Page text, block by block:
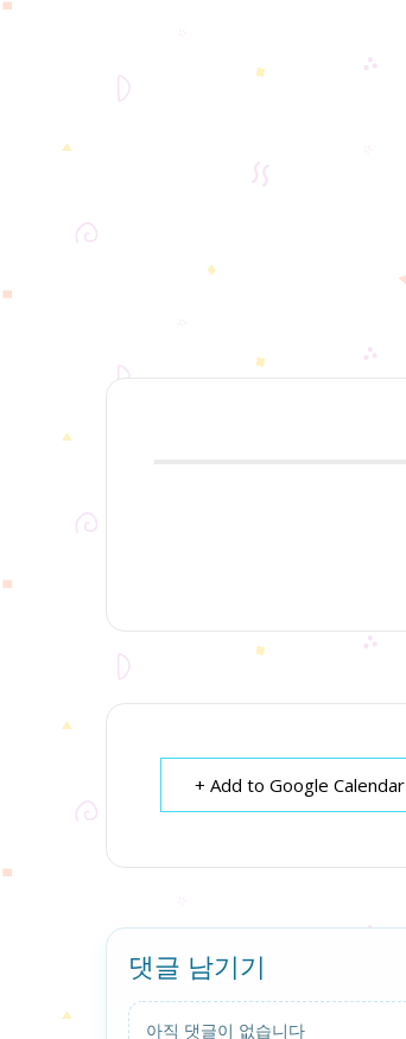
+ Add to Google Calendar
댓글 남기기
아직 댓글이 없습니다